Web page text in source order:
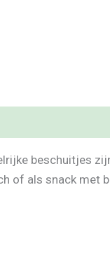
beschuitjes
of als snack met